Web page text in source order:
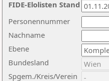
Nachname
Ebene
Personennummer
Bundesland
Spgem./Kreis/Verein
FIDE-Elolisten Stand